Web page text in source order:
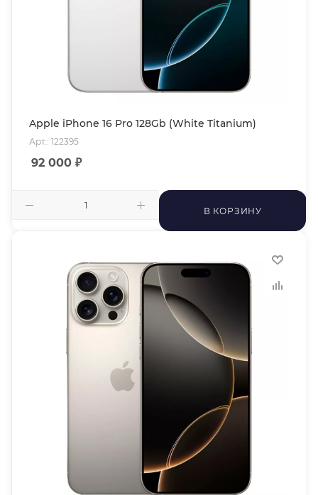
Apple iPhone 16 Pro 128Gb (White Titanium)
Арт.: 122395
92 000 ₽
В КОРЗИНУ